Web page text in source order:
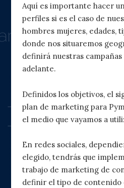
Aquí es importante hacer
perfiles si es el caso de
hombres mujeres, edades,
donde nos situaremos
definirá nuestras campañas
adelante.
Definidos los objetivos, el
plan de marketing para
el medio que vayamos a
En redes sociales,
elegido, tendrás que
trabajo de marketing de
definir el tipo de contenido